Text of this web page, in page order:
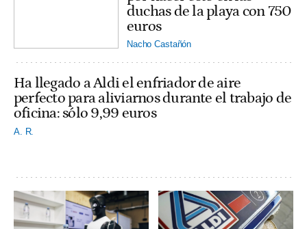
duchas de la playa con 750
euros
Nacho Castañón
Ha llegado a Aldi el enfriador de aire
perfecto para aliviarnos durante el trabajo de
oficina: sólo 9,99 euros
A. R.